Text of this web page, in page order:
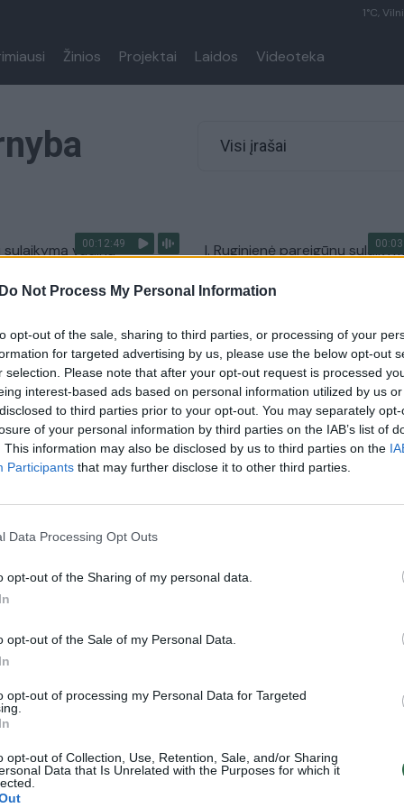
Do Not Process My Personal Information
opt-out of the sale, sharing to third parties, or processing of your
for targeted advertising by us, please use the below opt-out
selection. Please note that after your opt-out request is processed
interest-based ads based on personal information utilized by us
to third parties prior to your opt-out. You may separately
of your personal information by third parties on the IAB’s list of
This information may also be disclosed by us to third parties on the
Participants that may further disclose it to other third parties.
Data Processing Opt Outs
opt-out of the Sharing of my personal data.
opt-out of the Sale of my Personal Data.
opt-out of processing my Personal Data for Targeted
opt-out of Collection, Use, Retention, Sale, and/or Sharing
Data that Is Unrelated with the Purposes for which it
1°C,
Žinios Projektai Laidos Videoteka
Visi įrašai
00:12:49
sulaikymą vadina
I. Ruginienė pareigūnų
atveju: tai kelia rimtus klausimus
Žinios Lietuvos diena
byla: atskleistas
skaičius ir jų padaryta
Nuo pareigų nušalintas
meras dalyvauja tarybos
Žinios Lietuvos diena
atsikvėpti negalės
Plaukiką V. Urboną skandina
litų istorija
susiviliojęs Rietavo
diena